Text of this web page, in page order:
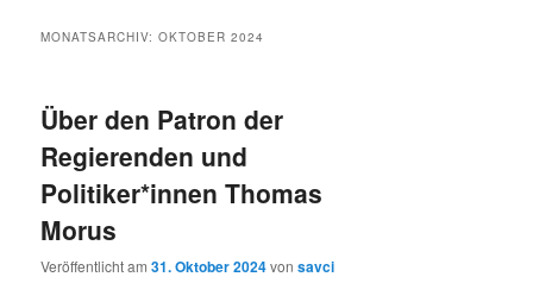
MONATSARCHIV:OKTOBER 2024
Über den Patron der
Regierenden und
Politiker*innen Thomas
Morus
Veröffentlicht am31. Oktober 2024vonsavci